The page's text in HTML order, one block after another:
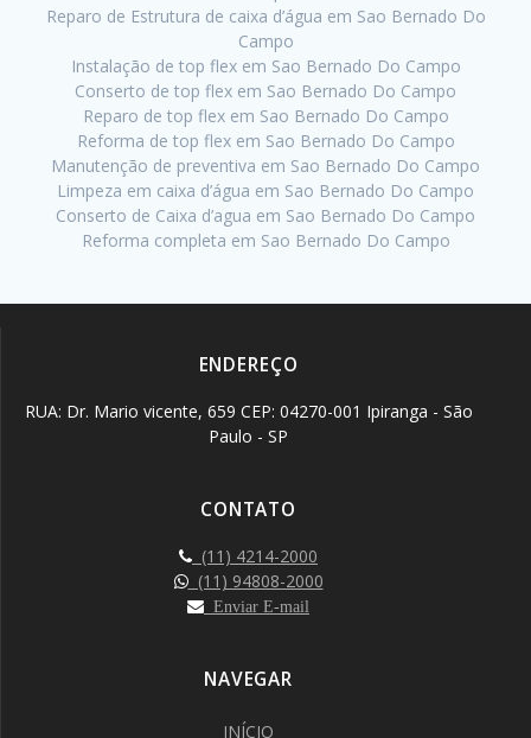
Reparo de Estrutura de caixa d’água em Sao Bernado Do
Campo
Instalação de top flex em Sao Bernado Do Campo
Conserto de top flex em Sao Bernado Do Campo
Reparo de top flex em Sao Bernado Do Campo
Reforma de top flex em Sao Bernado Do Campo
Manutenção de preventiva em Sao Bernado Do Campo
Limpeza em caixa d’água em Sao Bernado Do Campo
Conserto de Caixa d’agua em Sao Bernado Do Campo
Reforma completa em Sao Bernado Do Campo
ENDEREÇO
RUA: Dr. Mario vicente, 659 CEP: 04270-001 Ipiranga - São
Paulo - SP
CONTATO
(11) 4214-2000
(11) 94808-2000
Enviar E-mail
NAVEGAR
INÍCIO